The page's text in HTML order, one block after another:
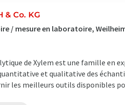
Co. KG
/ mesure en laboratoire,
de Xylem est une famille en
et qualitative des
les meilleurs outils disponibles